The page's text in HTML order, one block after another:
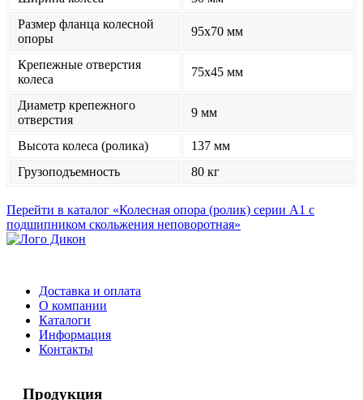
Размер фланца колесной
опоры
95x70 мм
Крепежные отверстия
колеса
75x45 мм
Диаметр крепежного
отверстия
9 мм
Высота колеса (ролика)
137 мм
Грузоподъемность
80 кг
Перейти в каталог «Колесная опора (ролик) серии А1 с
подшипником скольжения неповоротная»
Доставка и оплата
О компании
Каталоги
Информация
Контакты
Продукция